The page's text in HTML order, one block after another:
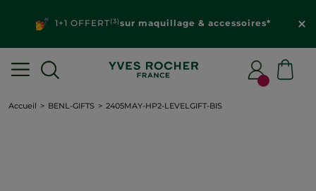
1+1 OFFERT(3)sur maquillage & accessoires*
Accueil BENL-GIFTS 2405MAY-HP2-LEVELGIFT-BIS